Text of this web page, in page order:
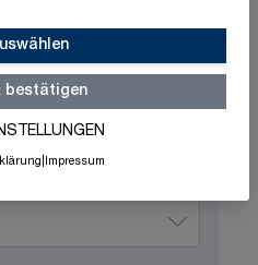
bestätigen
Impressum
Made in Germany